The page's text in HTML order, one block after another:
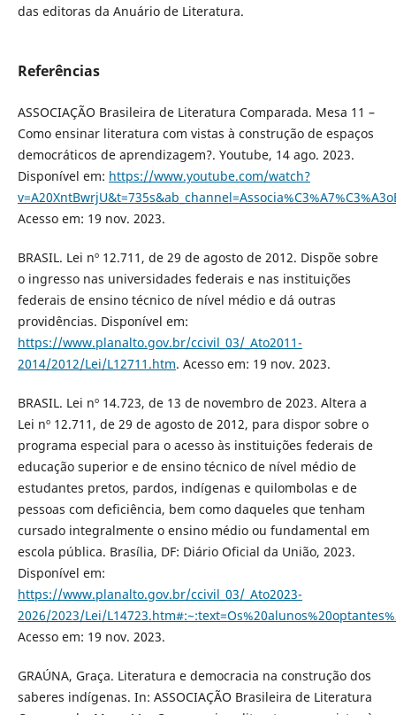
das editoras da Anuário de Literatura.
Referências
ASSOCIAÇÃO Brasileira de Literatura Comparada. Mesa 11 –
Como ensinar literatura com vistas à construção de espaços
democráticos de aprendizagem?. Youtube, 14 ago. 2023.
Disponível em: https://www.youtube.com/watch?
Acesso em: 19 nov. 2023.
BRASIL. Lei nº 12.711, de 29 de agosto de 2012. Dispõe sobre
o ingresso nas universidades federais e nas instituições
federais de ensino técnico de nível médio e dá outras
providências. Disponível em:
https://www.planalto.gov.br/ccivil_03/_Ato2011-
2014/2012/Lei/L12711.htm. Acesso em: 19 nov. 2023.
BRASIL. Lei nº 14.723, de 13 de novembro de 2023. Altera a
Lei nº 12.711, de 29 de agosto de 2012, para dispor sobre o
programa especial para o acesso às instituições federais de
educação superior e de ensino técnico de nível médio de
estudantes pretos, pardos, indígenas e quilombolas e de
pessoas com deficiência, bem como daqueles que tenham
cursado integralmente o ensino médio ou fundamental em
escola pública. Brasília, DF: Diário Oficial da União, 2023.
Disponível em:
https://www.planalto.gov.br/ccivil_03/_Ato2023-
2026/2023/Lei/
Acesso em: 19 nov. 2023.
GRAÚNA, Graça. Literatura e democracia na construção dos
saberes indígenas. In: ASSOCIAÇÃO Brasileira de Literatura